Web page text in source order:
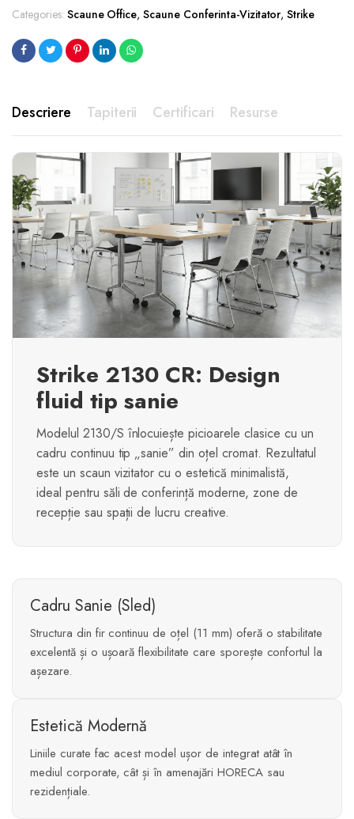
Categories: Scaune Office,Scaune Conferinta-Vizitator,Strike
Tapiterii Certificari Resurse
Descriere
Strike 2130 CR: Design
fluid tip sanie
Modelul 2130/S înlocuiește picioarele clasice cu un
cadru continuu tip „sanie” din oțel cromat. Rezultatul
este un scaun vizitator cu o estetică minimalistă,
ideal pentru săli de conferință moderne, zone de
recepție sau spații de lucru creative.
Cadru Sanie (Sled)
Structura din fir continuu de oțel (11 mm) oferă o stabilitate
excelentă și o ușoară flexibilitate care sporește confortul la
așezare.
Estetică Modernă
Liniile curate fac acest model ușor de integrat atât în
mediul corporate, cât și în amenajări HORECA sau
rezidențiale.